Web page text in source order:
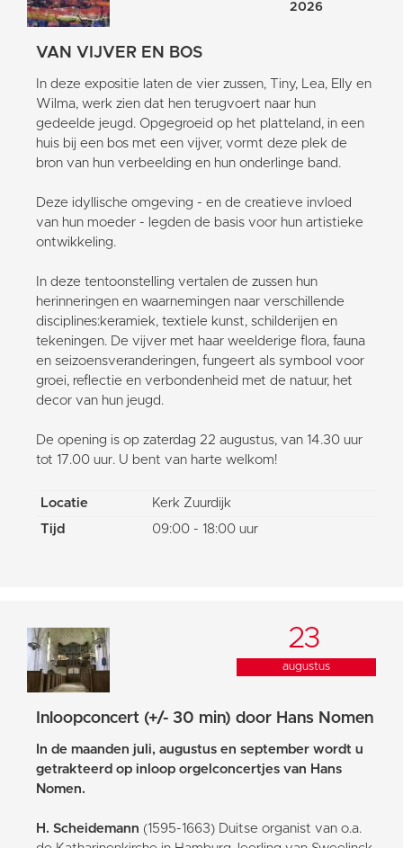
2026
VAN VIJVER EN BOS
In deze expositie laten de vier zussen, Tiny, Lea, Elly en
Wilma, werk zien dat hen terugvoert naar hun
gedeelde jeugd. Opgegroeid op het platteland, in een
huis bij een bos met een vijver, vormt deze plek de
bron van hun verbeelding en hun onderlinge band.
Deze idyllische omgeving - en de creatieve invloed
van hun moeder - legden de basis voor hun artistieke
ontwikkeling.
In deze tentoonstelling vertalen de zussen hun
herinneringen en waarnemingen naar verschillende
disciplines:keramiek, textiele kunst, schilderijen en
tekeningen. De vijver met haar weelderige flora, fauna
en seizoensveranderingen, fungeert als symbool voor
groei, reflectie en verbondenheid met de natuur, het
decor van hun jeugd.
De opening is op zaterdag 22 augustus, van 14.30 uur
tot 17.00 uur. U bent van harte welkom!
Locatie
Kerk Zuurdijk
Tijd
09:00 - 18:00 uur
23
augustus
Inloopconcert (+/- 30 min) door Hans Nomen
In de maanden juli, augustus en september wordt u
getrakteerd op inloop orgelconcertjes van Hans
Nomen.
H. Scheidemann (1595-1663) Duitse organist van o.a.